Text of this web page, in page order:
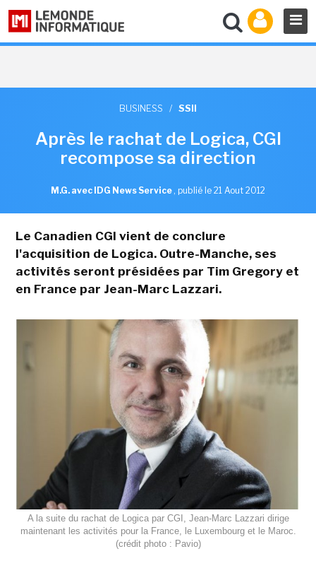
BUSINESS / SSII
Après le rachat de Logica, CGI
recompose sa direction
M.G. avec IDG News Service , publié le 21 Aout 2012
Le Canadien CGI vient de conclure
l'acquisition de Logica. Outre-Manche, ses
activités seront présidées par Tim Gregory et
en France par Jean-Marc Lazzari.
A la suite du rachat de Logica par CGI, Jean-Marc Lazzari dirige
maintenant les activités pour la France, le Luxembourg et le Maroc.
(crédit photo : Pavio)